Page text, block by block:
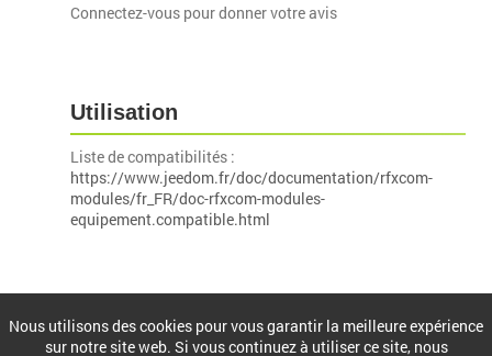
Connectez-vous pour donner votre avis
Utilisation
Liste de compatibilités :
https://www.jeedom.fr/doc/documentation/rfxcom-
modules/fr_FR/doc-rfxcom-modules-
equipement.compatible.html
Nous utilisons des cookies pour vous garantir la meilleure expérience
sur notre site web. Si vous continuez à utiliser ce site, nous